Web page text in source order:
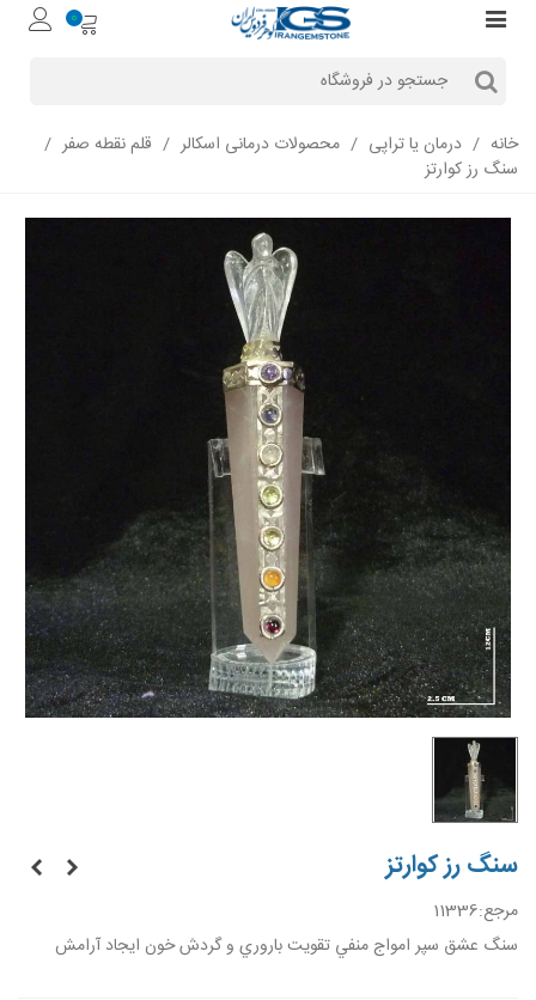
0
خانه / درمان یا تراپی / محصولات درمانی اسکالر / قلم نقطه صفر /
سنگ رز کوارتز
سنگ رز کوارتز
مرجع:11336
سنگ عشق سپر امواج منفي تقويت باروري و گردش خون ايجاد آرامش